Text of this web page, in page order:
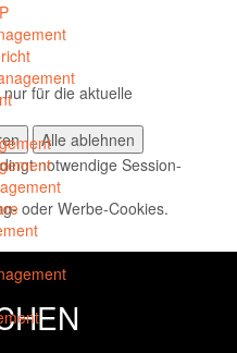
für die aktuelle
Alle ablehnen
notwendige Session-
oder Werbe-Cookies.